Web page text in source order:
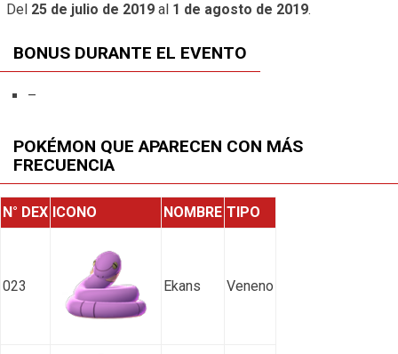
Del 25 de julio de 2019 al 1 de agosto de 2019.
BONUS DURANTE EL EVENTO
–
POKÉMON QUE APARECEN CON MÁS
FRECUENCIA
N° DEX ICONO NOMBRE TIPO
023 Ekans Veneno